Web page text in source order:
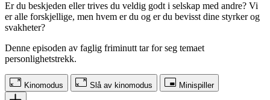
Er du beskjeden eller trives du veldig godt i selskap med andre? Vi
er alle forskjellige, men hvem er du og er du bevisst dine styrker og
svakheter?
Denne episoden av faglig friminutt tar for seg temaet
personlighetstrekk.
Kinomodus Slå av kinomodus Minispiller